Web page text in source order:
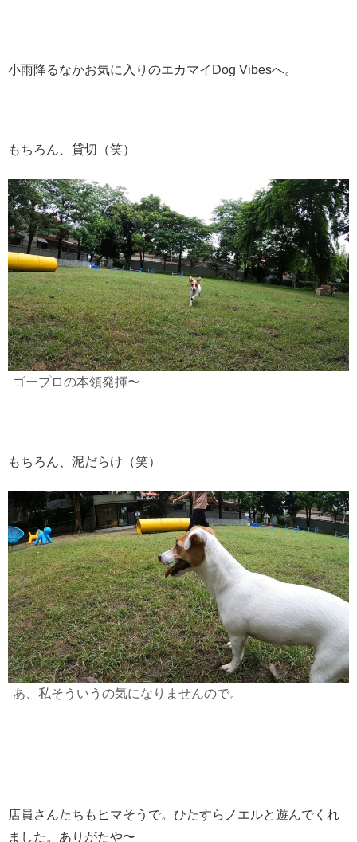
小雨降るなかお気に入りのエカマイDog Vibesへ。
もちろん、貸切（笑）
ゴープロの本領発揮〜
もちろん、泥だらけ（笑）
あ、私そういうの気になりませんので。
店員さんたちもヒマそうで。ひたすらノエルと遊んでくれ
ました。ありがたや〜